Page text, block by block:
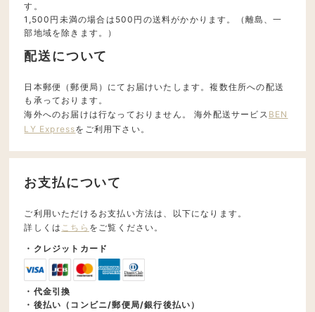
す。
1,500円未満の場合は500円の送料がかかります。（離島、一
部地域を除きます。）
配送について
日本郵便（郵便局）にてお届けいたします。複数住所への配送
も承っております。
海外へのお届けは行なっておりません。 海外配送サービス BEN
LY Expressをご利用下さい。
お支払について
ご利用いただけるお支払い方法は、以下になります。
詳しくは こちら をご覧ください。
・クレジットカード
・代金引換
・後払い（コンビニ/郵便局/銀行後払い）